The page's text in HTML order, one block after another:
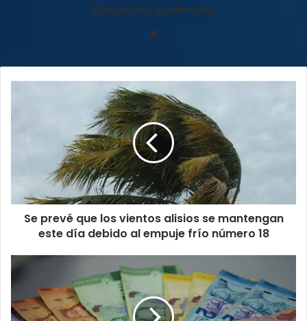
Alejandro Melendez
mantengan
este
debido
empuje
número
18
Se prevé que los vientos alisios se mantengan
este día debido al empuje frío número 18
que
200